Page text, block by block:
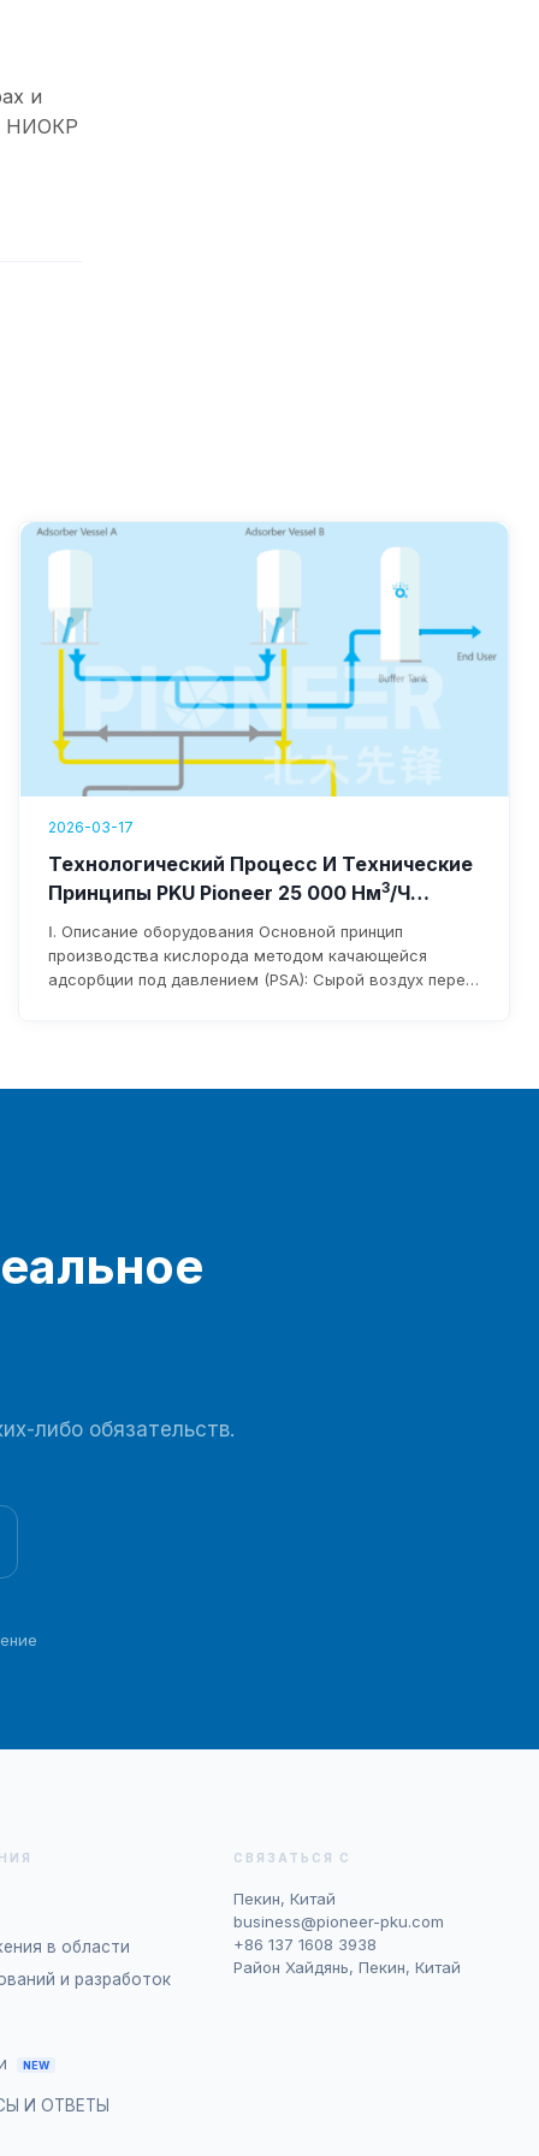
и
НИОКР
2026-03-17
Технологический Процесс И Технические
Принципы PKU Pioneer 25 000 Нм3/ч
Оборудование Для Производства
Кислорода
Ⅰ. Описание оборудования Основной принцип
производства кислорода методом качающейся
адсорбции под давлением (PSA): Сырой воздух перед
либо обязательств.
в области
и разработок
NEW
И ОТВЕТЫ
СВЯЗАТЬСЯ С
Пекин, Китай
business@pioneer-pku.com
+86 137 1608 3938
Район Хайдянь, Пекин, Китай